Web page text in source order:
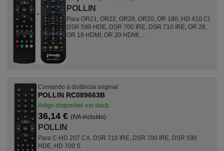
POLLIN
Para OR21, OR22, OR28, OR20, OR 180, HD 410 CI,
DSR 590 HDE, DSR 700 IRE, DSR 710 IRE, OR 26,
OR 18 HDMI, OR 20 HDMI, ...
Comando à distância original
POLLIN RC089663B
Artigo disponível em stock
36,14 € (IVA incluído)
POLLIN
Para C-HD 207 CX, DSR 710 IRE, DSR 700 IRE, DSR 590
HDE, HD 700 S